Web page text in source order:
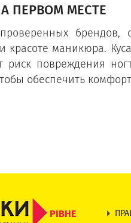
ПЕРВОМ МЕСТЕ
красоте маникюра.
риск повреждения
обеспечить
РІВНЕ